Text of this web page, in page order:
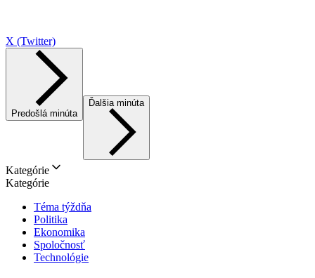
X (Twitter)
Predošlá minúta
Ďalšia minúta
Kategórie
Kategórie
Téma týždňa
Politika
Ekonomika
Spoločnosť
Technológie